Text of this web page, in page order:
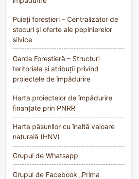
Puieți forestieri – Centralizator de
stocuri și oferte ale pepinierelor
silvice
Garda Forestieră – Structuri
teritoriale și atribuții privind
proiectele de împădurire
Harta proiectelor de împădurire
finanțate prin PNRR
Harta pășunilor cu înaltă valoare
naturală (HNV)
Grupul de Whatsapp
Grupul de Facebook „Prima